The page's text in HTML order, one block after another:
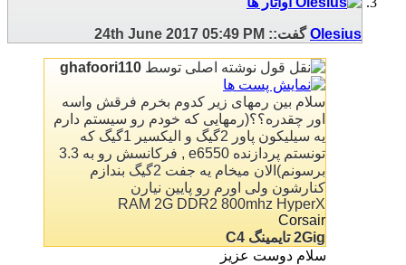
Olesius گفت:: 24th June 2017 05:49 PM
نوشته اصلی توسط ghafoori110
سلام بین رمهای زیر کدوم بخرم فرقش واسه
اور چقدره؟؟(رمهایی که خودم رو سیستم دارم
یه سیلیکون پاور 2گیگ و الیکسیر 1گیگ که
تونستم پردازنده e6550 , فرکانسش رو به 3.3
برسونم)الان میخام یه جفت 2گیگ بندازم
کنارشون ولی اورم رو پایین نیارن
RAM 2G DDR2 800mhz HyperX
Corsair
2Gig تایمینگ C4
سلام دوست عزیز